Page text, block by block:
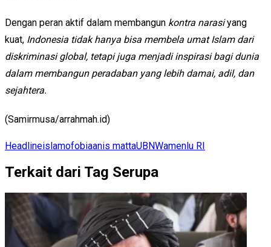
Dengan peran aktif dalam membangun kontra narasiyang
kuat, Indonesia tidak hanya bisa membela umat Islam dari
diskriminasi global, tetapi juga menjadi inspirasi bagi dunia
dalam membangun peradaban yang lebih damai, adil, dan
sejahtera.
(Samirmusa/arrahmah.id)
Headlineislamofobiaanis mattaUBNWamenlu RI
Terkait dari Tag Serupa